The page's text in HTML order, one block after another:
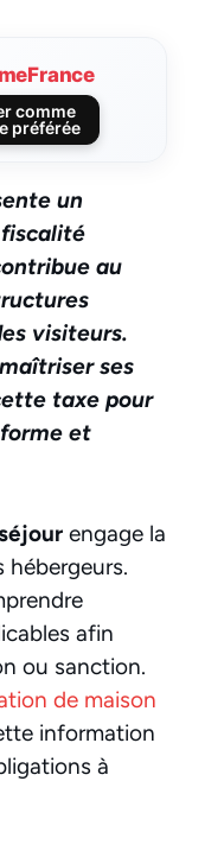
comme
préférée
un
au
visiteurs.
ses
taxe pour
et
engage la
hébergeurs.
afin
ou sanction.
de maison
information
à